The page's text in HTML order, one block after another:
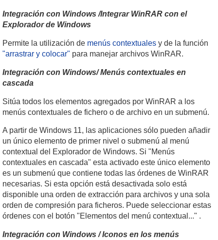
Integración con Windows /Integrar WinRAR con el
Explorador de Windows
Permite la utilización de menús contextuales y de la función
"arrastrar y colocar" para manejar archivos WinRAR.
Integración con Windows/ Menús contextuales en
cascada
Sitúa todos los elementos agregados por WinRAR a los
menús contextuales de fichero o de archivo en un submenú.
A partir de Windows 11, las aplicaciones sólo pueden añadir
un único elemento de primer nivel o submenú al menú
contextual del Explorador de Windows. Si "Menús
contextuales en cascada" esta activado este único elemento
es un submenú que contiene todas las órdenes de WinRAR
necesarias. Si esta opción está desactivada solo está
disponible una orden de extracción para archivos y una sola
orden de compresión para ficheros. Puede seleccionar estas
órdenes con el botón "Elementos del menú contextual..." .
Integración con Windows / Iconos en los menús